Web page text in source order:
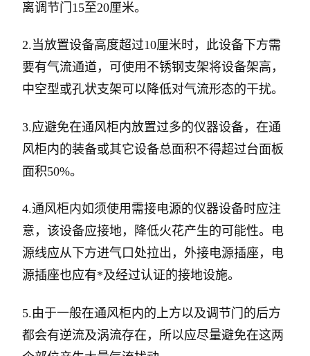
离调节门15至20厘米。
2.当放置设备高度超过10厘米时，此设备下方需
要有气流通道，可使用不锈钢支架将设备架高，
中空型或孔状支架可以降低对气流形态的干扰。
3.应避免在通风柜内放置过多的仪器设备，在通
风柜内的装备或其它设备总面积不得超过台面板
面积50%。
4.通风柜内如须使用需接电源的仪器设备时应注
意，该设备应接地，降低火花产生的可能性。电
源线应从下方进气口处拉出，外接电源插座，电
源插座也应有*及经过认证的接地设施。
5.由于一般在通风柜内的上方以及调节门的后方
都会有逆流及涡流存在，所以应尽量避免在这两